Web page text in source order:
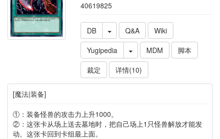
40619825
DB Q&A
Wiki
Yugipedia
MDM
脚本
裁定
详情(10)
[魔法|装备]
①：装备怪兽的攻击力上升1000。
②：这张卡从场上送去墓地时，把自己场上1只怪兽解放才能发
动。这张卡回到卡组最上面。